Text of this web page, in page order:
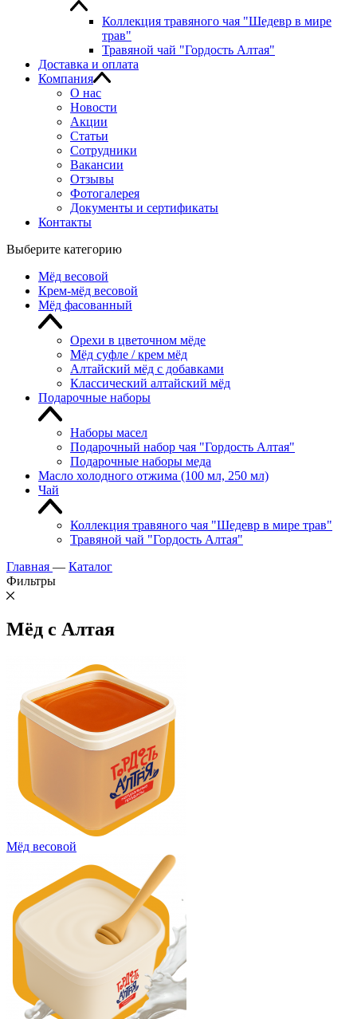
Коллекция травяного чая "Шедевр в мире
трав"
Травяной чай "Гордость Алтая"
Доставка и оплата
Компания
О нас
Новости
Акции
Статьи
Сотрудники
Вакансии
Отзывы
Фотогалерея
Документы и сертификаты
Контакты
Выберите категорию
Мёд весовой
Крем-мёд весовой
Мёд фасованный
Орехи в цветочном мёде
Мёд суфле / крем мёд
Алтайский мёд с добавками
Классический алтайский мёд
Подарочные наборы
Наборы масел
Подарочный набор чая "Гордость Алтая"
Подарочные наборы меда
Масло холодного отжима (100 мл, 250 мл)
Чай
Коллекция травяного чая "Шедевр в мире трав"
Травяной чай "Гордость Алтая"
Главная — Каталог
Фильтры
Мёд с Алтая
Мёд весовой